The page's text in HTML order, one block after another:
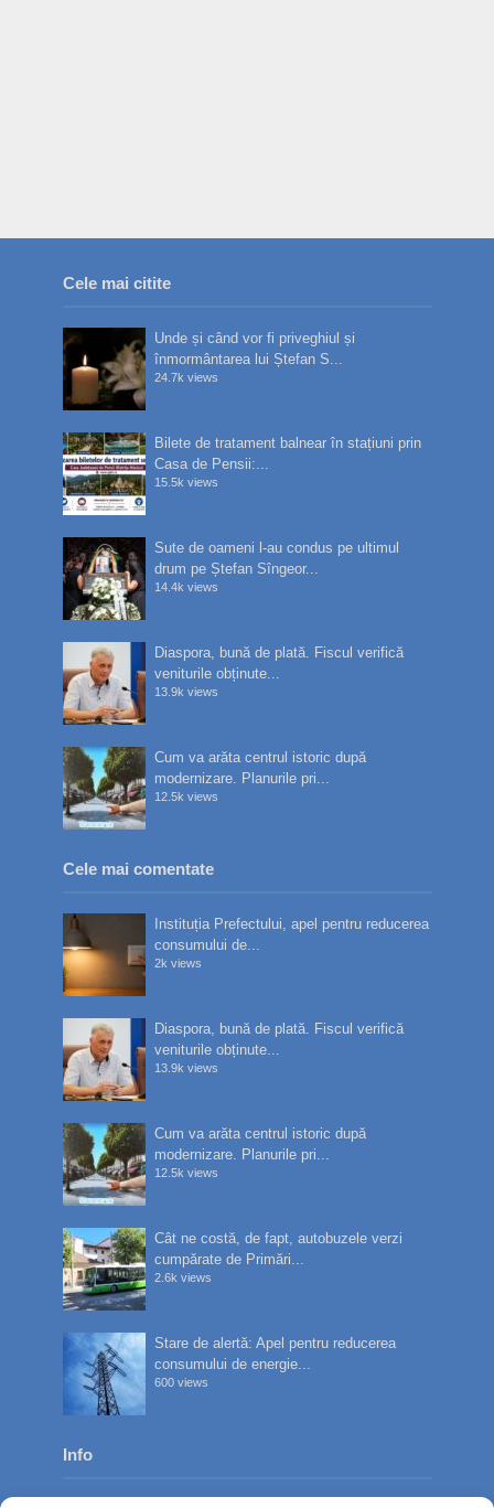
Cele mai citite
Unde și când vor fi priveghiul și
înmormântarea lui Ștefan S...
24.7k views
Bilete de tratament balnear în stațiuni prin
Casa de Pensii:...
15.5k views
Sute de oameni l-au condus pe ultimul
drum pe Ștefan Sîngeor...
14.4k views
Diaspora, bună de plată. Fiscul verifică
veniturile obținute...
13.9k views
Cum va arăta centrul istoric după
modernizare. Planurile pri...
12.5k views
Cele mai comentate
Instituția Prefectului, apel pentru reducerea
consumului de...
2k views
Diaspora, bună de plată. Fiscul verifică
veniturile obținute...
13.9k views
Cum va arăta centrul istoric după
modernizare. Planurile pri...
12.5k views
Cât ne costă, de fapt, autobuzele verzi
cumpărate de Primări...
2.6k views
Stare de alertă: Apel pentru reducerea
consumului de energie...
600 views
Info